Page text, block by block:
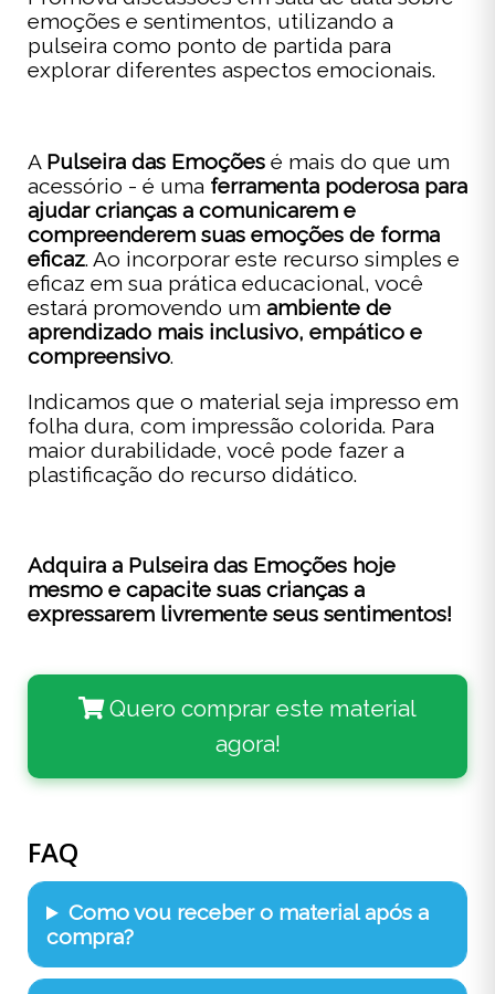
emoções e sentimentos, utilizando a
pulseira como ponto de partida para
explorar diferentes aspectos emocionais.
A Pulseira das Emoções é mais do que um
acessório - é uma ferramenta poderosa para
ajudar crianças a comunicarem e
compreenderem suas emoções de forma
eficaz. Ao incorporar este recurso simples e
eficaz em sua prática educacional, você
estará promovendo um ambiente de
aprendizado mais inclusivo, empático e
compreensivo.
Indicamos que o material seja impresso em
folha dura, com impressão colorida. Para
maior durabilidade, você pode fazer a
plastificação do recurso didático.
Adquira a Pulseira das Emoções hoje
mesmo e capacite suas crianças a
expressarem livremente seus sentimentos!
Quero comprar este material
agora!
FAQ
Como vou receber o material após a
compra?